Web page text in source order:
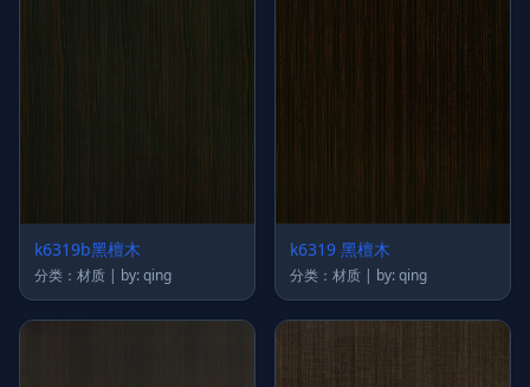
k6319b黑檀木
分类：材质 | by: qing
k6319 黑檀木
分类：材质 | by: qing